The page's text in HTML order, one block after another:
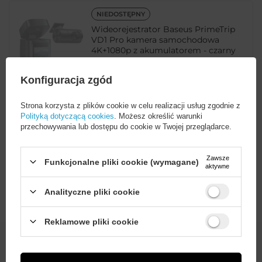
NIEDOSTĘPNY
Wideorejestrator Baseus PrimeTrip
VD1 Pro kamera samochodowa
4K+1080p z akumulatorem - czarny
uniwersalny
dostawa: 2026-10-09
Powiadom o
dostępności
Wystarczy założyć konto
zakupy za
odblokować zniżki na kolejne
Konfiguracja zgód
Strona korzysta z plików cookie w celu realizacji usług zgodnie z
Polityką dotyczącą cookies . Możesz określić warunki
przechowywania lub dostępu do cookie w Twojej przeglądarce.
Funkcjonalne pliki cookie (wymagane)
Zawsze
aktywne
Analityczne pliki cookie
Reklamowe pliki cookie